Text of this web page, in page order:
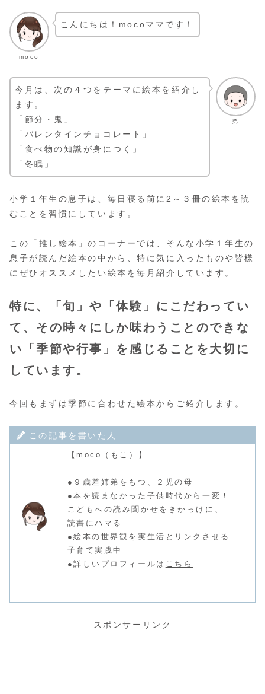
moco
こんにちは！mocoママです！
弟
今月は、次の４つをテーマに絵本を紹介し
ます。
「節分・鬼」
「バレンタインチョコレート」
「食べ物の知識が身につく」
「冬眠」
小学１年生の息子は、毎日寝る前に2～３冊の絵本を読
むことを習慣にしています。
この「推し絵本」のコーナーでは、そんな小学１年生の
息子が読んだ絵本の中から、特に気に入ったものや皆様
にぜひオススメしたい絵本を毎月紹介しています。
特に、「旬」や「体験」にこだわってい
て、その時々にしか味わうことのできな
い「季節や行事」を感じることを大切に
しています。
今回もまずは季節に合わせた絵本からご紹介します。
この記事を書いた人
【moco（もこ）】
●９歳差姉弟をもつ、２児の母
●本を読まなかった子供時代から一変！
こどもへの読み聞かせをきかっけに、
読書にハマる
●絵本の世界観を実生活とリンクさせる
子育て実践中
●詳しいプロフィールは こちら
スポンサーリンク